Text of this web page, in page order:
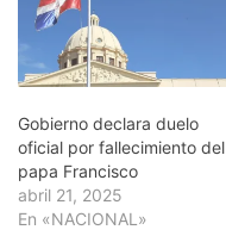
Gobierno declara duelo
oficial por fallecimiento del
papa Francisco
abril 21, 2025
En «NACIONAL»